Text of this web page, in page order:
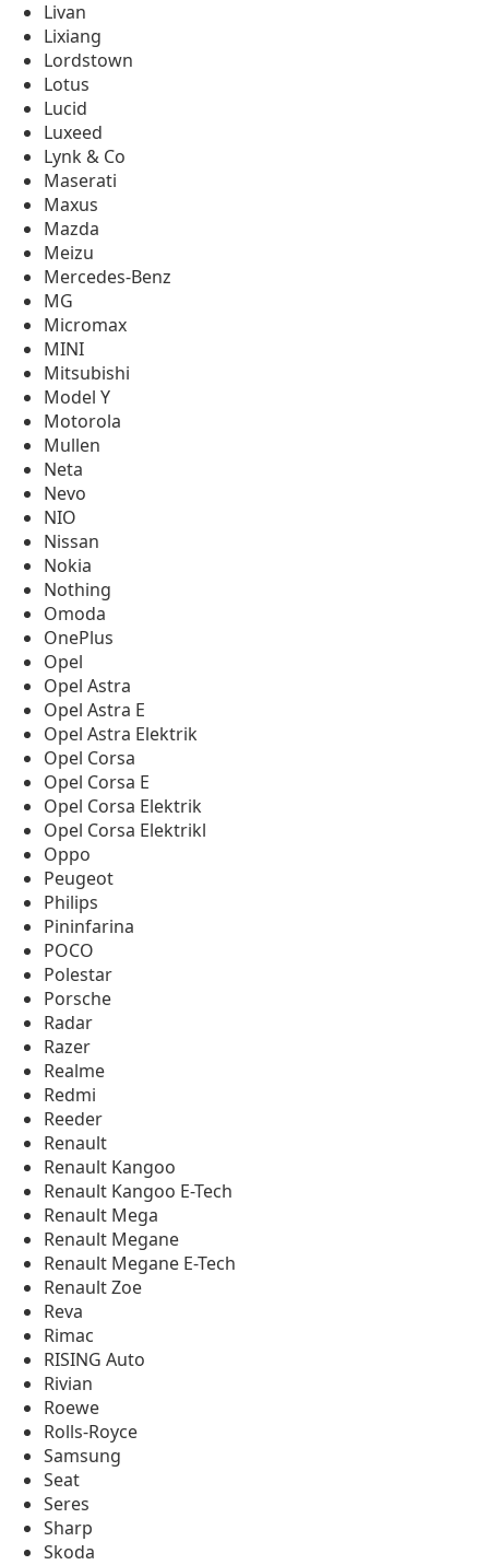
Livan
Lixiang
Lordstown
Lotus
Lucid
Luxeed
Lynk & Co
Maserati
Maxus
Mazda
Meizu
Mercedes-Benz
MG
Micromax
MINI
Mitsubishi
Model Y
Motorola
Mullen
Neta
Nevo
NIO
Nissan
Nokia
Nothing
Omoda
OnePlus
Opel
Opel Astra
Opel Astra E
Opel Astra Elektrik
Opel Corsa
Opel Corsa E
Opel Corsa Elektrik
Opel Corsa Elektrikl
Oppo
Peugeot
Philips
Pininfarina
POCO
Polestar
Porsche
Radar
Razer
Realme
Redmi
Reeder
Renault
Renault Kangoo
Renault Kangoo E-Tech
Renault Mega
Renault Megane
Renault Megane E-Tech
Renault Zoe
Reva
Rimac
RISING Auto
Rivian
Roewe
Rolls-Royce
Samsung
Seat
Seres
Sharp
Skoda